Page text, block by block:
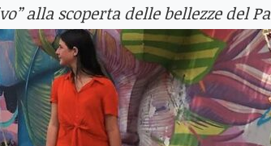
alla scoperta delle bellezze del